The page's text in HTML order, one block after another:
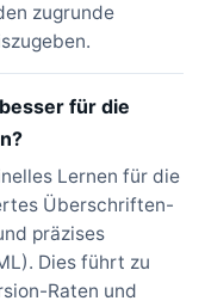
zugrunde
für die
Lernen für die
Überschriften-
präzises
Dies führt zu
Raten und